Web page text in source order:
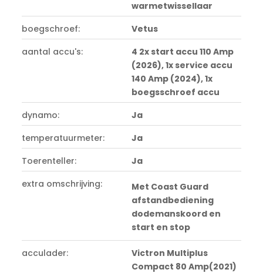
warmetwissellaar
boegschroef:
Vetus
aantal accu's:
4 2x start accu 110 Amp
(2026), 1x service accu
140 Amp (2024), 1x
boegsschroef accu
dynamo:
Ja
temperatuurmeter:
Ja
Toerenteller:
Ja
extra omschrijving:
Met Coast Guard
afstandbediening
dodemanskoord en
start en stop
acculader:
Victron Multiplus
Compact 80 Amp(2021)